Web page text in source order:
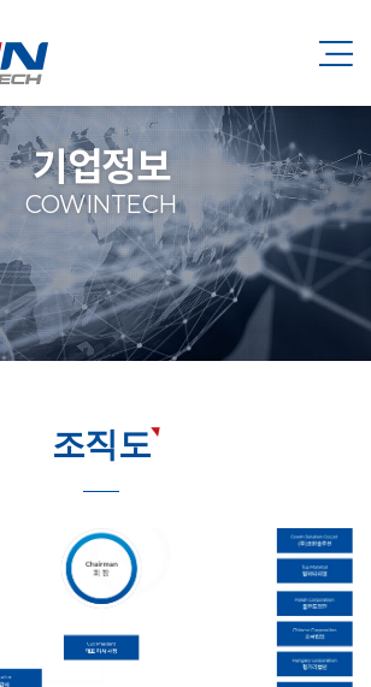
기업정보
COWINTECH
조직도